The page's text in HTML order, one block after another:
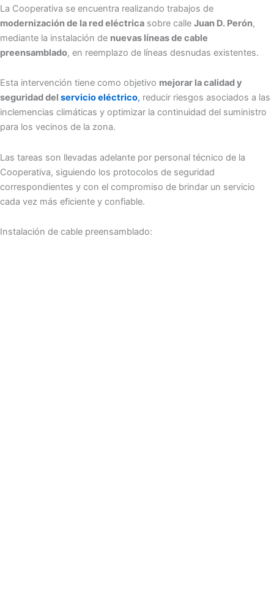
La Cooperativa se encuentra realizando trabajos de
modernización de la red eléctrica sobre calle Juan D. Perón,
mediante la instalación de nuevas líneas de cable
preensamblado, en reemplazo de líneas desnudas existentes.
Esta intervención tiene como objetivo mejorar la calidad y
seguridad del servicio eléctrico, reducir riesgos asociados a las
inclemencias climáticas y optimizar la continuidad del suministro
para los vecinos de la zona.
Las tareas son llevadas adelante por personal técnico de la
Cooperativa, siguiendo los protocolos de seguridad
correspondientes y con el compromiso de brindar un servicio
cada vez más eficiente y confiable.
Instalación de cable preensamblado: